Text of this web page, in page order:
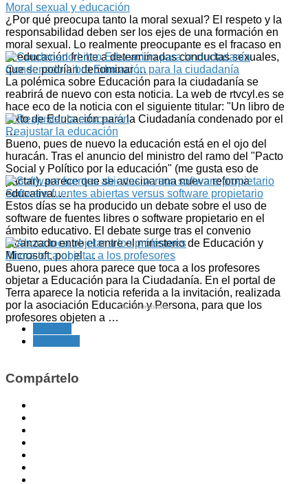
Moral sexual y educación
¿Por qué preocupa tanto la moral sexual? El respeto y la
responsabilidad deben ser los ejes de una formación en
moral sexual. Lo realmente preocupante es el fracaso en
la educación frente a determinadas conductas sexuales,
que se podrían denominar …
Condenado Libro Educación para la ciudadanía
La polémica sobre Educación para la ciudadanía se
reabrirá de nuevo con esta noticia. La web de rtvcyl.es se
hace eco de la noticia con el siguiente titular: "Un libro de
texto de Educación para la Ciudadanía condenado por el
…
Reajustar la educación
Bueno, pues de nuevo la educación está en el ojo del
huracán. Tras el anuncio del ministro del ramo del "Pacto
Social y Político por la educación" (me gusta eso de
pactar), parece que se avecina una nueva reforma
educativa. …
Software fuentes abiertas versus software propietario
Estos días se ha producido un debate sobre el uso de
software de fuentes libres o software propietario en el
ámbito educativo. El debate surge tras el convenio
alcanzado entre el entre el ministerio de Educación y
Microsoft, por el …
Ahora toca objetar a los profesores
Bueno, pues ahora parece que toca a los profesores
objetar a Educación para la Ciudadanía. En el portal de
Terra aparece la noticia referida a la invitación, realizada
por la asociación Educación y Persona, para que los
profesores objeten a …
CedThumbnails
Compártelo